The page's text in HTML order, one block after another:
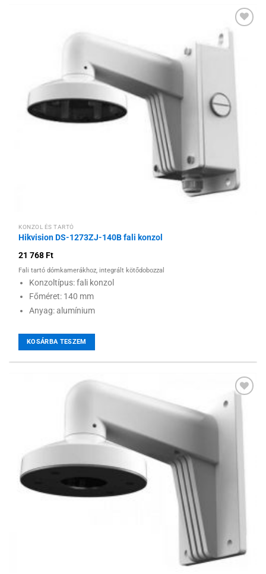
KONZOL ÉS TARTÓ
Hikvision DS-1273ZJ-140B fali konzol
21 768Ft
Fali tartó dómkamerákhoz, integrált kötődobozzal
Konzoltípus: fali konzol
Főméret: 140 mm
Anyag: alumínium
KOSÁRBA TESZEM
Hozzáadás a